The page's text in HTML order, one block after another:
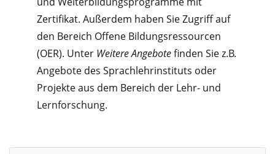
Zertifikat. Außerdem haben Sie Zugriff auf
den Bereich Offene Bildungs­ressourcen
(OER). Unter Weitere Angebotefinden Sie z.B.
Angebote des Sprach­lehr­instituts oder
Projekte aus dem Bereich der Lehr- und
Lern­forschung.